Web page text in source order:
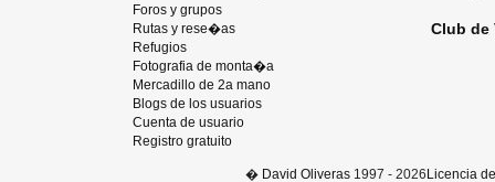
Foros y grupos
Rutas y rese�as
Refugios
Fotografia de monta�a
Mercadillo de 2a mano
Blogs de los usuarios
Cuenta de usuario
Registro gratuito
Club de
� David Oliveras1997 - 2026 Licencia